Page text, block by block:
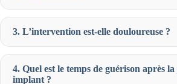
3. L’intervention est-elle douloureuse ?
4. Quel est le temps de guérison après la
implant ?